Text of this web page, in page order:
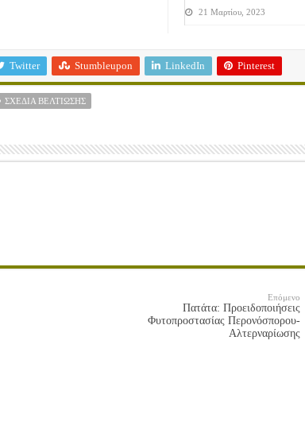
21 Μαρτίου, 2023
Twitter Stumbleupon LinkedIn Pinterest
ΣΧΈΔΙΑ ΒΕΛΤΊΩΣΗΣ
Επόμενο
Πατάτα: Προειδοποιήσεις
Φυτοπροστασίας Περονόσπορου-
Αλτερναρίωσης